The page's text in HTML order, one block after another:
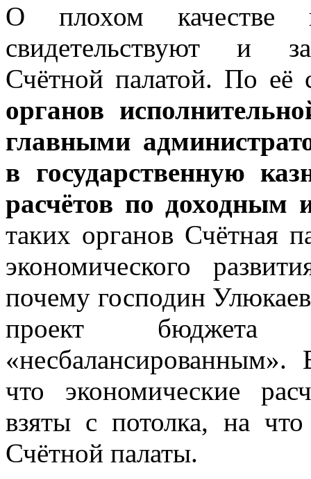
О плохом качестве
свидетельствуют и
Счётной палатой. По её
органов
главными
в государственную
расчётов по доходным
таких органов Счётная
экономического
почему господин
проект
«несбалансированным».
что экономические
взяты с потолка, на
Счётной палаты.